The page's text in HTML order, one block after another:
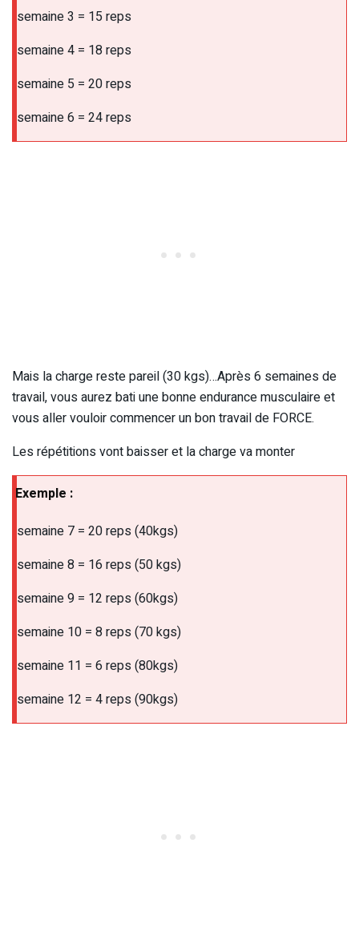
semaine 3 = 15 reps
semaine 4 = 18 reps
semaine 5 = 20 reps
semaine 6 = 24 reps
Mais la charge reste pareil (30 kgs)…Après 6 semaines de
travail, vous aurez bati une bonne endurance musculaire et
vous aller vouloir commencer un bon travail de FORCE.
Les répétitions vont baisser et la charge va monter
Exemple :
semaine 7 = 20 reps (40kgs)
semaine 8 = 16 reps (50 kgs)
semaine 9 = 12 reps (60kgs)
semaine 10 = 8 reps (70 kgs)
semaine 11 = 6 reps (80kgs)
semaine 12 = 4 reps (90kgs)